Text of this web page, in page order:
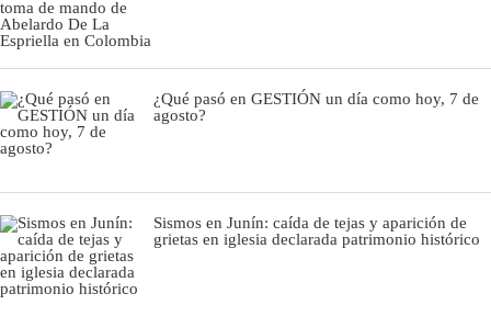
¿Qué pasó en GESTIÓN un día como hoy, 7 de
agosto?
Sismos en Junín: caída de tejas y aparición de
grietas en iglesia declarada patrimonio histórico